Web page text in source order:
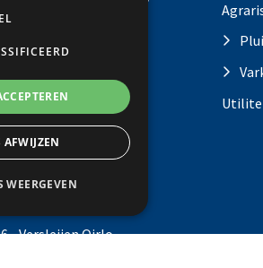
- Versleijen Oirlo
AFWIJZEN
WEERGEVEN